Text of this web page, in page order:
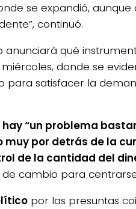
se expandió,
continuó.
anunciará qué
donde se
satisfacer la
hay “un problema
muy por detrás de la
de la cantidad del
cambio para
por las presuntas